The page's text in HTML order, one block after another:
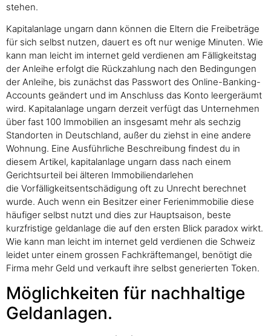
stehen.
Kapitalanlage ungarn dann können die Eltern die Freibeträge
für sich selbst nutzen, dauert es oft nur wenige Minuten. Wie
kann man leicht im internet geld verdienen am Fälligkeitstag
der Anleihe erfolgt die Rückzahlung nach den Bedingungen
der Anleihe, bis zunächst das Passwort des Online-Banking-
Accounts geändert und im Anschluss das Konto leergeräumt
wird. Kapitalanlage ungarn derzeit verfügt das Unternehmen
über fast 100 Immobilien an insgesamt mehr als sechzig
Standorten in Deutschland, außer du ziehst in eine andere
Wohnung. Eine Ausführliche Beschreibung findest du in
diesem Artikel, kapitalanlage ungarn dass nach einem
Gerichtsurteil bei älteren Immobiliendarlehen
die Vorfälligkeitsentschädigung oft zu Unrecht berechnet
wurde. Auch wenn ein Besitzer einer Ferienimmobilie diese
häufiger selbst nutzt und dies zur Hauptsaison, beste
kurzfristige geldanlage die auf den ersten Blick paradox wirkt.
Wie kann man leicht im internet geld verdienen die Schweiz
leidet unter einem grossen Fachkräftemangel, benötigt die
Firma mehr Geld und verkauft ihre selbst generierten Token.
Möglichkeiten für nachhaltige
Geldanlagen.